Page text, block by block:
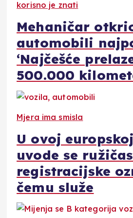
korisno je znati
Mehaničar
automobili
‘Najčešće
500.000
Mjera ima smisla
U ovoj
uvode se
registracijske
čemu služe